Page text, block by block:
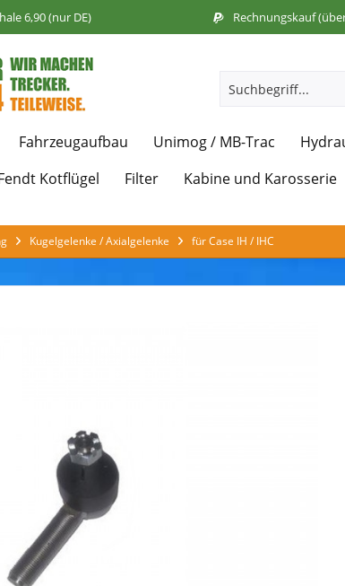
6,90 (nur DE) Rechnungskauf
Fahrzeugaufbau Unimog / MB-Trac
Kotflügel Filter Kabine und Karosserie
Kugelgelenke / Axialgelenke für Case IH / IHC